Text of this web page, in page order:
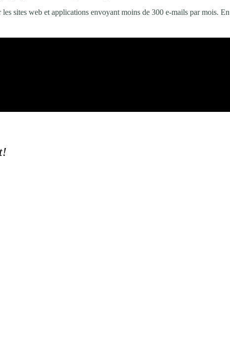
sites web et applications envoyant moins de 300 e-mails par mois.